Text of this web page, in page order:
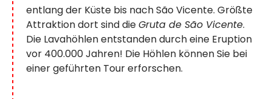
entlang der Küste bis nach São Vicente. Größte
Attraktion dort sind dieGruta de São Vicente.
Die Lavahöhlen entstanden durch eine Eruption
vor 400.000 Jahren! Die Höhlen können Sie bei
einer geführten Tour erforschen.